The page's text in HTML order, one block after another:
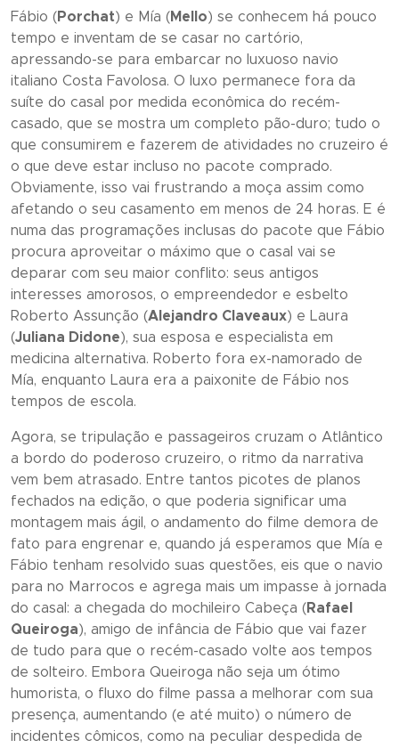
Fábio (Porchat) e Mía (Mello) se conhecem há pouco
tempo e inventam de se casar no cartório,
apressando-se para embarcar no luxuoso navio
italiano Costa Favolosa. O luxo permanece fora da
suíte do casal por medida econômica do recém-
casado, que se mostra um completo pão-duro; tudo o
que consumirem e fazerem de atividades no cruzeiro é
o que deve estar incluso no pacote comprado.
Obviamente, isso vai frustrando a moça assim como
afetando o seu casamento em menos de 24 horas. E é
numa das programações inclusas do pacote que Fábio
procura aproveitar o máximo que o casal vai se
deparar com seu maior conflito: seus antigos
interesses amorosos, o empreendedor e esbelto
Roberto Assunção (Alejandro Claveaux) e Laura
(Juliana Didone), sua esposa e especialista em
medicina alternativa. Roberto fora ex-namorado de
Mía, enquanto Laura era a paixonite de Fábio nos
tempos de escola.
Agora, se tripulação e passageiros cruzam o Atlântico
a bordo do poderoso cruzeiro, o ritmo da narrativa
vem bem atrasado. Entre tantos picotes de planos
fechados na edição, o que poderia significar uma
montagem mais ágil, o andamento do filme demora de
fato para engrenar e, quando já esperamos que Mía e
Fábio tenham resolvido suas questões, eis que o navio
para no Marrocos e agrega mais um impasse à jornada
do casal: a chegada do mochileiro Cabeça (Rafael
Queiroga), amigo de infância de Fábio que vai fazer
de tudo para que o recém-casado volte aos tempos
de solteiro. Embora Queiroga não seja um ótimo
humorista, o fluxo do filme passa a melhorar com sua
presença, aumentando (e até muito) o número de
incidentes cômicos, como na peculiar despedida de